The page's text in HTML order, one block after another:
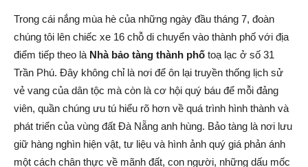
Trong cái nắng mùa hè của những ngày đầu tháng 7, đoàn
chúng tôi lên chiếc xe 16 chỗ di chuyển vào thành phố với địa
điểm tiếp theo là Nhà bảo tàng thành phố toạ lạc ở số 31
Trần Phú. Đây không chỉ là nơi để ôn lại truyền thống lịch sử
vẻ vang của dân tộc mà còn là cơ hội quý báu để mỗi đảng
viên, quần chúng ưu tú hiểu rõ hơn về quá trình hình thành và
phát triển của vùng đất Đà Nẵng anh hùng. Bảo tàng là nơi lưu
giữ hàng nghìn hiện vật, tư liệu và hình ảnh quý giá phản ánh
một cách chân thực về mãnh đất, con người, những dấu mốc